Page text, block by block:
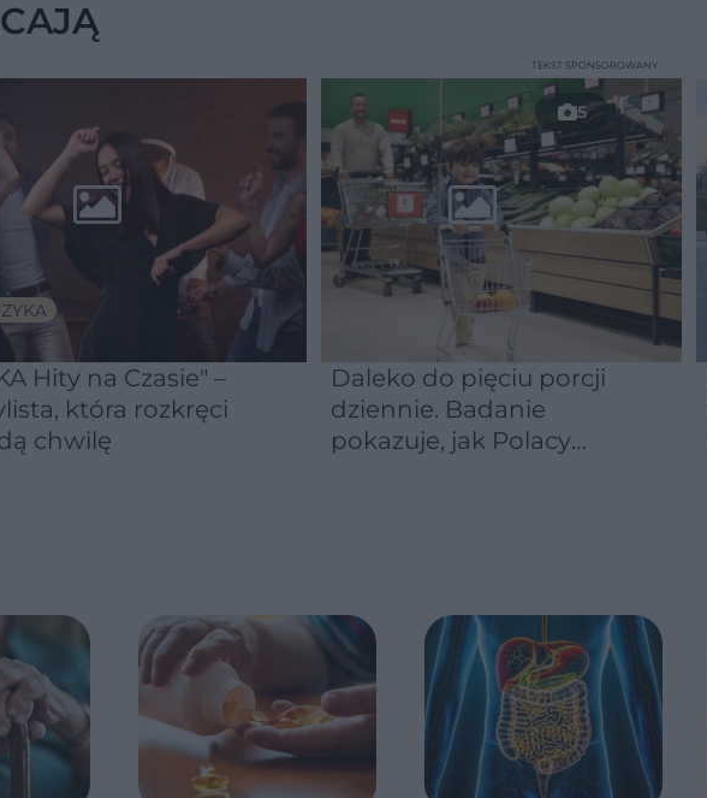
Hity na Czasie" –
która rozkręci
chwilę
5
Daleko do pięciu porcji
dziennie. Badanie
pokazuje, jak Polacy
TEKST SPONSOROWANY